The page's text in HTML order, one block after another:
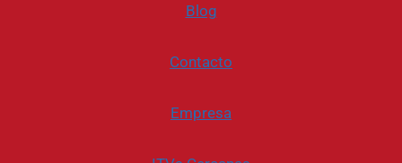
Blog
Contacto
Empresa